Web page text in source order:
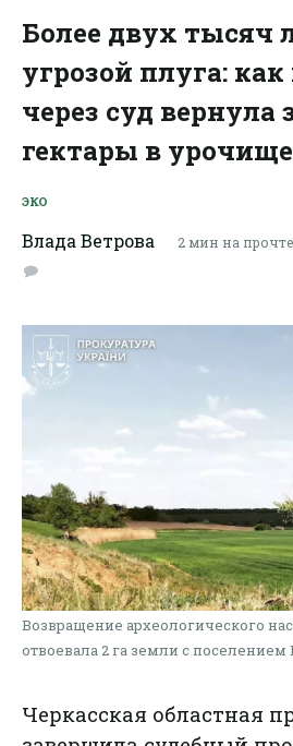
Более двух тысяч
угрозой плуга:
через суд вернула
гектары в
ЭКО
Влада Ветрова 2 мин на
Возвращение археологического
отвоевала 2 га земли с поселением
Черкасская областная